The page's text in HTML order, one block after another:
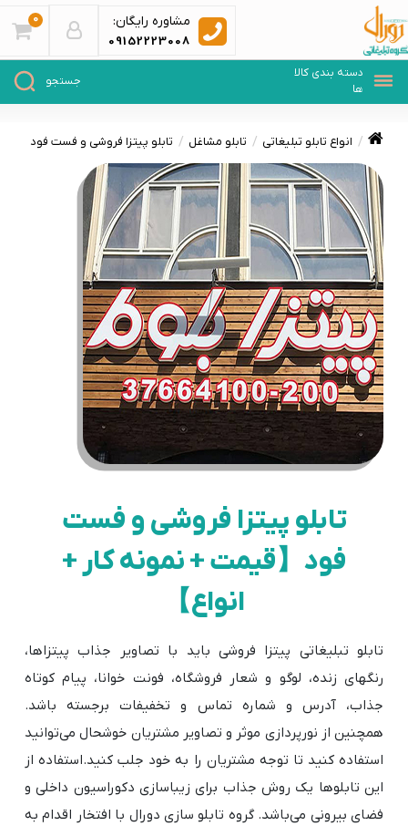
مشاوره رایگان:
09152223008
0
انواع تابلو تبلیغاتی تابلو مشاغل تابلو پیتزا فروشی و فست فود
تابلو پیتزا فروشی و فست
فود【قیمت + نمونه کار +
انواع】
تابلو تبلیغاتی پیتزا فروشی باید با تصاویر جذاب پیتزاها،
رنگهای زنده، لوگو و شعار فروشگاه، فونت خوانا، پیام کوتاه
جذاب، آدرس و شماره تماس و تخفیفات برجسته باشد.
همچنین از نورپردازی موثر و تصاویر مشتریان خوشحال می‌توانید
استفاده کنید تا توجه مشتریان را به خود جلب کنید.استفاده از
این تابلوها یک روش جذاب برای زیباسازی دکوراسیون داخلی و
فضای بیرونی می‌باشد. گروه تابلو سازی دورال با افتخار اقدام به